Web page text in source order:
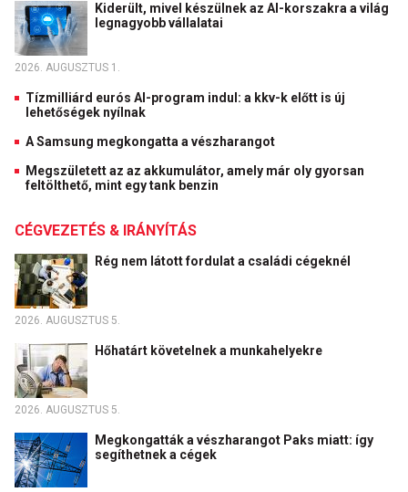
Kiderült, mivel készülnek az AI-korszakra a világ
legnagyobb vállalatai
2026. AUGUSZTUS 1.
Tízmilliárd eurós AI-program indul: a kkv-k előtt is új
lehetőségek nyílnak
A Samsung megkongatta a vészharangot
Megszületett az az akkumulátor, amely már oly gyorsan
feltölthető, mint egy tank benzin
CÉGVEZETÉS & IRÁNYÍTÁS
Rég nem látott fordulat a családi cégeknél
2026. AUGUSZTUS 5.
Hőhatárt követelnek a munkahelyekre
2026. AUGUSZTUS 5.
Megkongatták a vészharangot Paks miatt: így
segíthetnek a cégek